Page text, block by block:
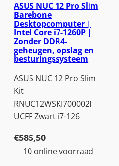
ASUS NUC 12 Pro Slim
Barebone
Desktopcomputer |
Intel Core i7-1260P |
Zonder DDR4-
geheugen, opslag en
besturingssysteem
ASUS NUC 12 Pro Slim
Kit
RNUC12WSKI700002I
UCFF Zwart i7-126
€585,50
10 online voorraad